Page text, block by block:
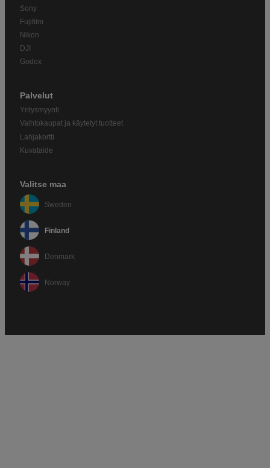
Sony
Fujifilm
Nikon
DJI
Godox
Palvelut
Yritysmyynti
Vaihtokaupat ja käytetyt tuotteet
Lahjakortti
Kuvataide
Valitse maa
Sweden
Finland
Denmark
Norway